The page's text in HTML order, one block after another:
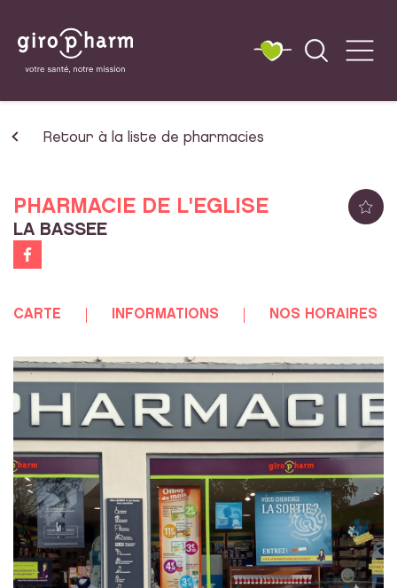
Retour à la liste de pharmacies
PHARMACIE DE L'EGLISE
LA BASSEE
CARTE INFORMATIONS NOS HORAIRES